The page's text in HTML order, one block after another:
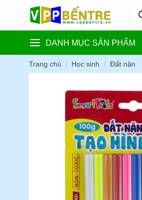
content
DANH MỤC SẢN PHẨM
Trang chủ / Học sinh / Đất nặn